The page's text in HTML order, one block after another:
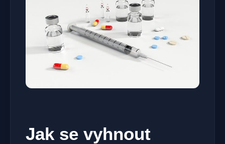
Jak se vyhnout